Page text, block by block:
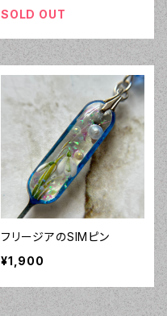
SOLD OUT
フリージアのSIMピン
¥1,900